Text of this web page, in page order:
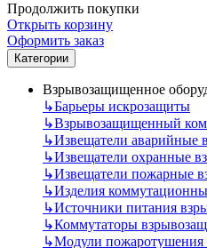
Продолжить покупки
Открыть корзину
Оформить заказ
Категории
Взрывозащищенное
↳Барьеры искрозащиты
↳Взрывозащищенный
↳Извещатели аварийные
↳Извещатели охранные
↳Извещатели пожарные
↳Изделия
↳Источники питания
↳Коммутаторы
↳Модули